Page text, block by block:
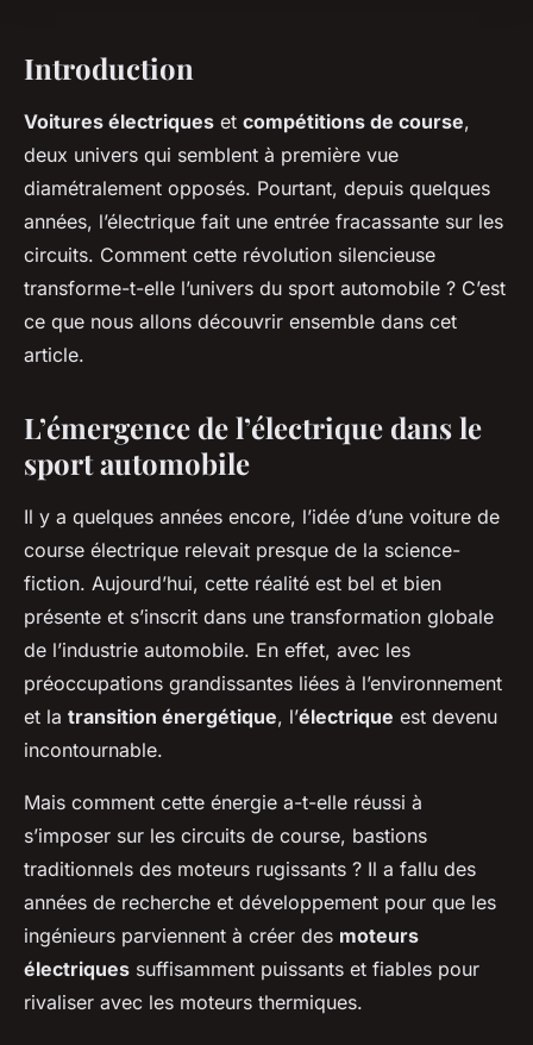
Introduction
Voitures électriques et compétitions de course,
deux univers qui semblent à première vue
diamétralement opposés. Pourtant, depuis quelques
années, l’électrique fait une entrée fracassante sur les
circuits. Comment cette révolution silencieuse
transforme-t-elle l’univers du sport automobile ? C’est
ce que nous allons découvrir ensemble dans cet
article.
L’émergence de l’électrique dans le
sport automobile
Il y a quelques années encore, l’idée d’une voiture de
course électrique relevait presque de la science-
fiction. Aujourd’hui, cette réalité est bel et bien
présente et s’inscrit dans une transformation globale
de l’industrie automobile. En effet, avec les
préoccupations grandissantes liées à l’environnement
et la transition énergétique, l’électrique est devenu
incontournable.
Mais comment cette énergie a-t-elle réussi à
s’imposer sur les circuits de course, bastions
traditionnels des moteurs rugissants ? Il a fallu des
années de recherche et développement pour que les
ingénieurs parviennent à créer des moteurs
électriques suffisamment puissants et fiables pour
rivaliser avec les moteurs thermiques.